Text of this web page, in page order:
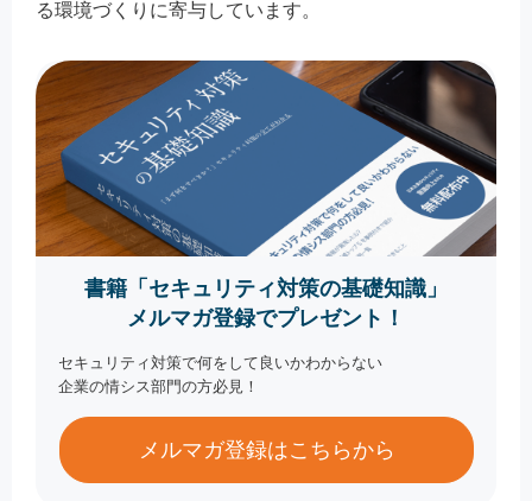
る環境づくりに寄与しています。
書籍「セキュリティ対策の基礎知識」
メルマガ登録でプレゼント！
セキュリティ対策で何をして良いかわからない
企業の情シス部門の方必見！
メルマガ登録はこちらから